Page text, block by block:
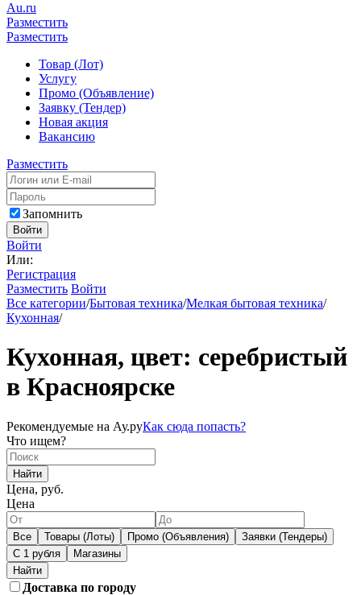
Au.ru
Разместить
Разместить
Товар (Лот)
Услугу
Промо (Объявление)
Заявку (Тендер)
Новая акция
Вакансию
Разместить
Запомнить
Войти
Войти
Или:
Регистрация
Разместить Войти
Все категории/Бытовая техника/Мелкая бытовая техника/
Кухонная/
Кухонная, цвет: серебристый
в Красноярске
Рекомендуемые на Ау.руКак сюда попасть?
Что ищем?
Найти
Цена, руб.
Цена
Все Товары (Лоты) Промо (Объявления)
Заявки (Тендеры)
С 1 рубля
Магазины
Доставка по городу